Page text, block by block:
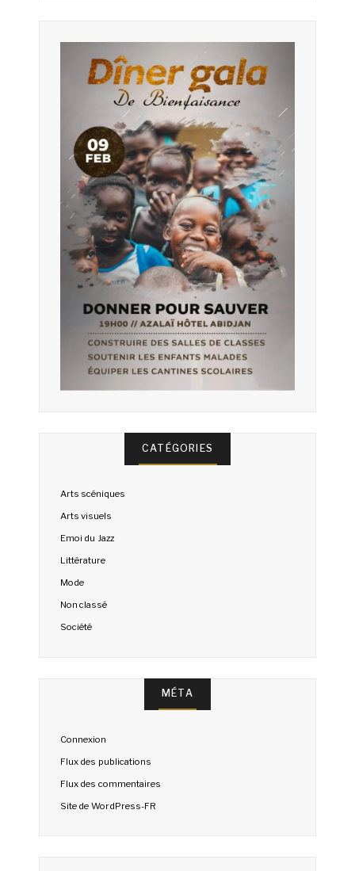
CATÉGORIES
Arts scéniques
Arts visuels
Emoi du Jazz
Littérature
Mode
Non classé
Société
MÉTA
Connexion
Flux des publications
Flux des commentaires
Site de WordPress-FR